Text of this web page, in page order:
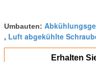
Umbauten:
, Luft abgekühlte
Erhalten